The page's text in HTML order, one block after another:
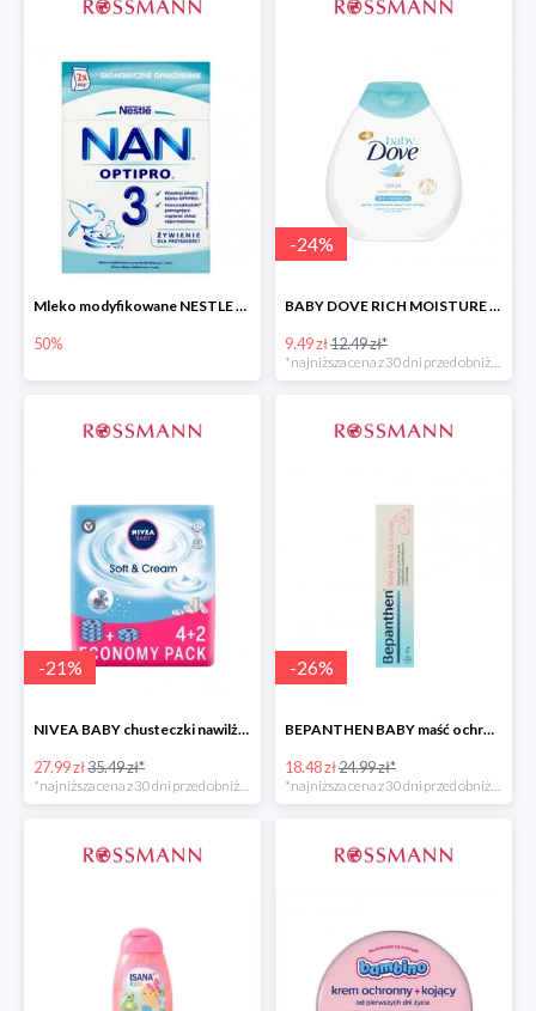
Mleko modyfikowane NESTLE NAN OPTIPRO 3 -50%
50%
-24%
BABY DOVE RICH MOISTURE balsam nawilżający
9.49 zł12.49 zł*
-21%
NIVEA BABY chusteczki nawilżane
27.99 zł35.49 zł*
*najniższa cena z 30 dni przed obniżką
-26%
BEPANTHEN BABY maść ochronna
18.48 zł24.99 zł*
*najniższa cena z 30 dni przed obniżką